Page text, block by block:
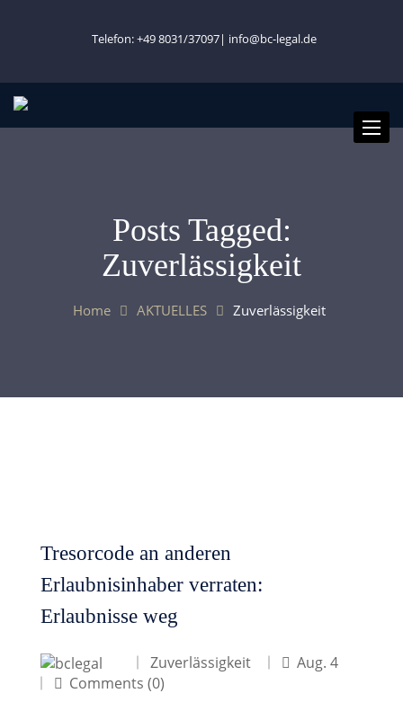
Telefon: +49 8031/37097| info@bc-legal.de
Toggle
Posts Tagged:
Zuverlässigkeit
Home AKTUELLES Zuverlässigkeit
Tresorcode an anderen
Erlaubnisinhaber verraten:
Erlaubnisse weg
Zuverlässigkeit
Aug. 4
Comments (0)